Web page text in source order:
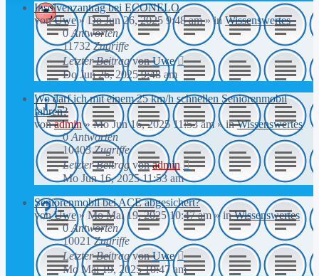
Insolvenzantrag bei ECONELO
vonUwe»Do Jun 26, 2025 9:48 am» inWissenswertes
0 Antworten
11732Zugriffe
Letzter BeitragvonUwe
Do Jun 26, 2025 9:48 am
Wo darf ich mit einem 25 km/h schnellen Seniorenmobil
fahren?
vonadmin»Mo Jun 16, 2025 11:53 am» inWissenswertes
0Antworten
10403Zugriffe
Letzter Beitragvonadmin
Mo Jun 16, 2025 11:53 am
Seniorenmobil bei ACE abgesichert?
vonUwe»Mo Mai 19, 2025 10:47 am» inWissenswertes
0 Antworten
10021Zugriffe
Letzter BeitragvonUwe
Mo Mai 19, 2025 10:47 am